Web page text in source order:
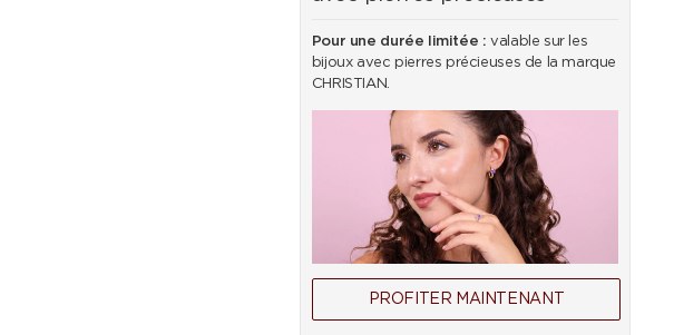
Pour une durée limitée : valable sur les
bijoux avec pierres précieuses de la marque
CHRISTIAN.
PROFITER MAINTENANT